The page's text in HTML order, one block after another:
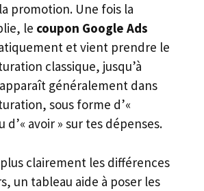
promotion. Une fois la
le coupon Google Ads
et vient prendre le
classique, jusqu’à
généralement dans
sous forme d’«
d’« avoir » sur tes dépenses.
clairement les différences
un tableau aide à poser les